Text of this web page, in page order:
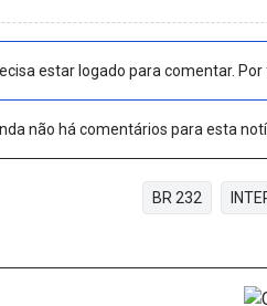
estar logado para comentar.
não há comentários para esta
BR 232